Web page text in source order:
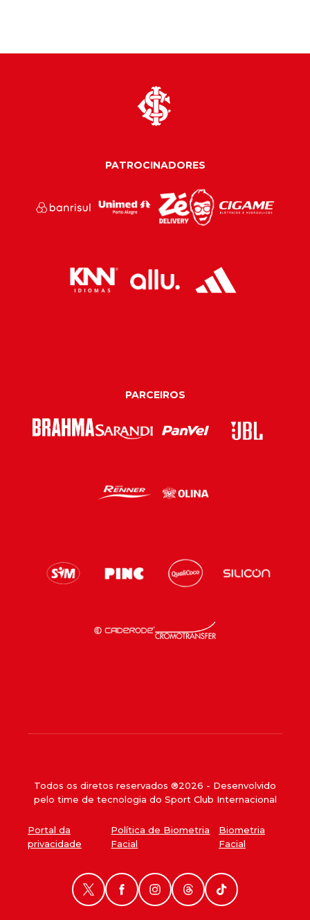
PATROCINADORES
PARCEIROS
Todos os diretos reservados ®2026 - Desenvolvido
pelo time de tecnologia do Sport Club Internacional
Portal da
privacidade
Política de Biometria
Facial
Biometria
Facial